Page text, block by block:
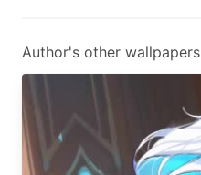
Author's other wallpapers